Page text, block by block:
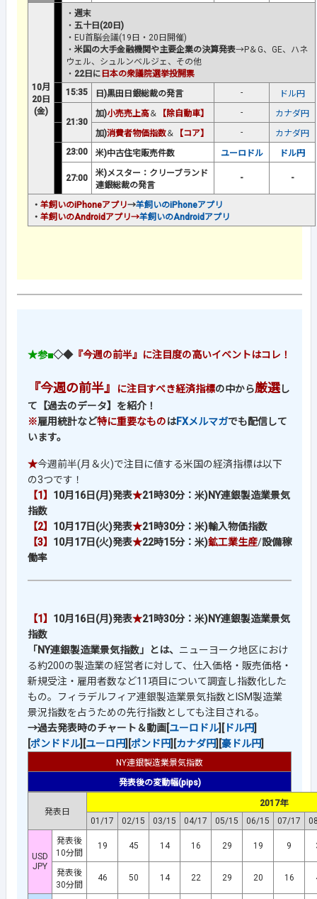
10月
20日
(金)
・ 週末
・ 五十日(20日)
・EU首脳会議(19日・20日開催)
・ 米国の大手金融機関や主要企業の決算発表→P＆G、GE、ハネ
ウェル、シュルンベルジェ、その他
・ 22日に 日本の衆議院選挙投開票
15:35
日)黒田日銀総裁の発言 - ドル円
21:30
加)小売売上高＆ 【除自動車】 -
カナダ円
加)消費者物価指数＆ 【コア】 -
カナダ円
23:00
米)中古住宅販売件数 ユーロドル ドル円
27:00
米)メスター：クリーブランド
連銀総裁の発言
- -
・ 羊飼いのiPhoneアプリ→羊飼いのiPhoneアプリ
・ 羊飼いのAndroidアプリ→羊飼いのAndroidアプリ
★参■◇◆『今週の前半』に注目度の高いイベントはコレ！
『今週の前半』 に注目すべき経済指標の中から厳選し
て【過去のデータ】を紹介！
※雇用統計など特に重要なものはFXメルマガでも配信して
います。
★今週前半(月＆火)で注目に値する米国の経済指標は以下
の3つです！
【1】 10月16日(月)発表★21時30分： 米)NY連銀製造業景気
指数
【2】 10月17日(火)発表★21時30分： 米)輸入物価指数
【3】 10月17日(火)発表★22時15分： 米)鉱工業生産/設備稼
働率
【1】 10月16日(月)発表★21時30分： 米)NY連銀製造業景気
指数
「NY連銀製造業景気指数」とは、 ニューヨーク地区におけ
る約200の製造業の経営者に対して、仕入価格・販売価格・
新規受注・雇用者数など11項目について調査し指数化した
もの。フィラデルフィア連銀製造業景気指数とISM製造業
景況指数を占うための先行指数としても注目される。
→過去発表時のチャート＆動画[ユーロドル][ ドル円]
[ポンドドル][ユーロ円][ポンド円][カナダ円][豪ドル円]
NY連銀製造業景気指数
発表後の変動幅(pips)
発表日
2017年
01/17
02/15 03/15 04/17 05/15 06/15 07/17
USD
JPY
発表後
10分間
19 45 14 16 29 19 9
発表後
30分間
46 50 14 22 29 20 16